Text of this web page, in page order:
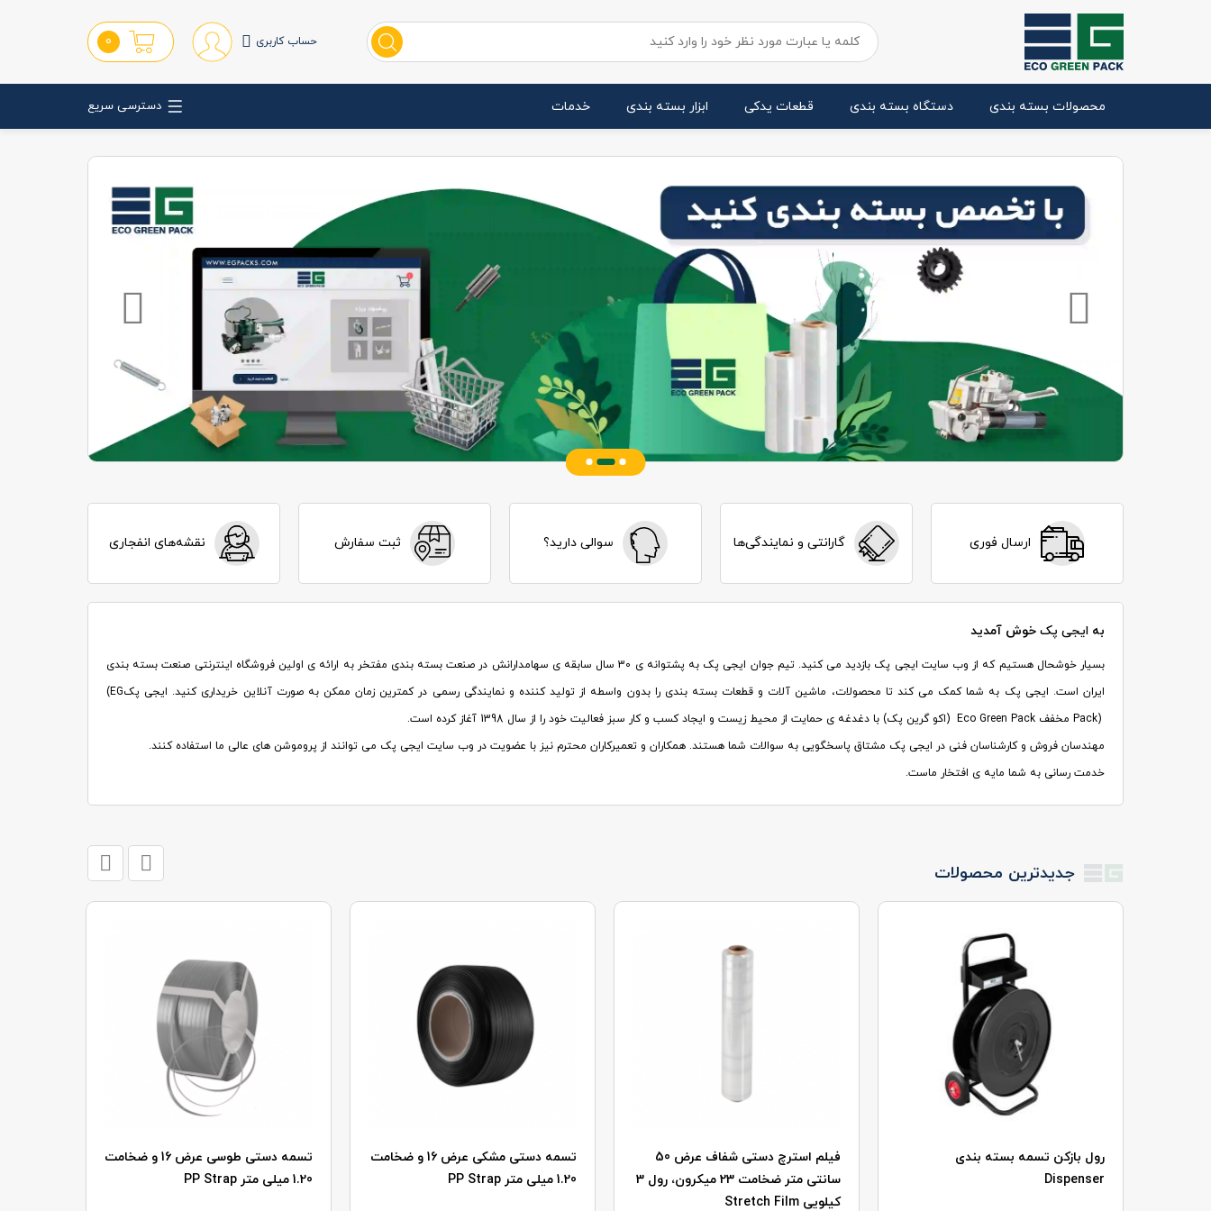
حساب کاربری 0
محصولات بسته بندی دستگاه بسته بندی قطعات یدکی ابزار بسته بندی خدمات دسترسی سریع
ارسال فوری گارانتی و نمایندگی‌ها ؟ سوالی دارید؟ ثبت سفارش نقشه‌های انفجاری
به ایجی پک خوش آمدید
بسیار خوشحال هستیم که از وب سایت ایجی پک بازدید می کنید. تیم جوان ایجی پک به پشتوانه ی 30 سال سابقه ی سهامدارانش در صنعت بسته بندی مفتخر به ارائه ی اولین فروشگاه اینترنتی صنعت بسته بندی
ایران است. ایجی پک به شما کمک می کند تا محصولات، ماشین آلات و قطعات بسته بندی را بدون واسطه از تولید کننده و نمایندگی رسمی در کمترین زمان ممکن به صورت آنلاین خریداری کنید. ایجی پک(EG
Pack) مخفف Eco Green Pack (اکو گرین پک) با دغدغه ی حمایت از محیط زیست و ایجاد کسب و کار سبز فعالیت خود را از سال 1398 آغاز کرده است
.
مهندسان فروش و کارشناسان فنی در ایجی پک مشتاق پاسخگویی به سوالات شما هستند. همکاران و تعمیرکاران محترم نیز با عضویت در وب سایت ایجی پک می توانند از پروموشن های عالی ما استفاده کنند.
خدمت رسانی به شما مایه ی افتخار ماست.
جدیدترین محصولات
رول بازکن تسمه بسته بندی
Dispenser
فیلم استرچ دستی شفاف عرض 50
سانتی متر ضخامت 23 میکرون، رول 3
کیلویی Stretch Film
تسمه دستی مشکی عرض 16 و ضخامت
1.20 میلی متر
PP Strap
تسمه دستی طوسی عرض 16 و ضخامت
1.20 میلی متر
PP Strap